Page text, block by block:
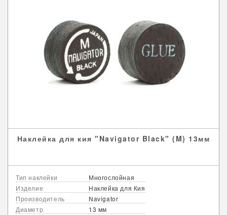
Наклейка для кия "Navigator Black" (M) 13мм
Тип наклейки
Многослойная
Изделие
Наклейка для Кия
Производитель
Navigator
Диаметр
13 мм